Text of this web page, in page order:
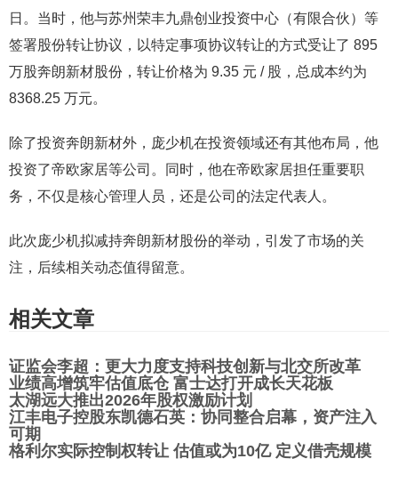
日。当时，他与苏州荣丰九鼎创业投资中心（有限合伙）等
签署股份转让协议，以特定事项协议转让的方式受让了 895
万股奔朗新材股份，转让价格为 9.35 元 / 股，总成本约为
8368.25 万元。​
除了投资奔朗新材外，庞少机在投资领域还有其他布局，他
投资了帝欧家居等公司。同时，他在帝欧家居担任重要职
务，不仅是核心管理人员，还是公司的法定代表人。​
此次庞少机拟减持奔朗新材股份的举动，引发了市场的关
注，后续相关动态值得留意。​
相关文章
证监会李超：更大力度支持科技创新与北交所改革
业绩高增筑牢估值底仓 富士达打开成长天花板
太湖远大推出2026年股权激励计划
江丰电子控股东凯德石英：协同整合启幕，资产注入
可期
格利尔实际控制权转让 估值或为10亿 定义借壳规模